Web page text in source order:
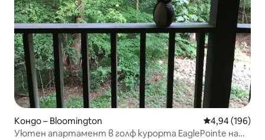
Кондо – Bloomington Средна
4,94 (196)
Уютен апартамент в голф курорта EaglePointe на